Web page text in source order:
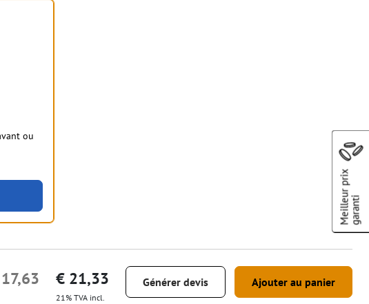
ou
21% TVA incl.
€ 21,33 Générer devis Ajouter au panier
Meilleur prixgaranti